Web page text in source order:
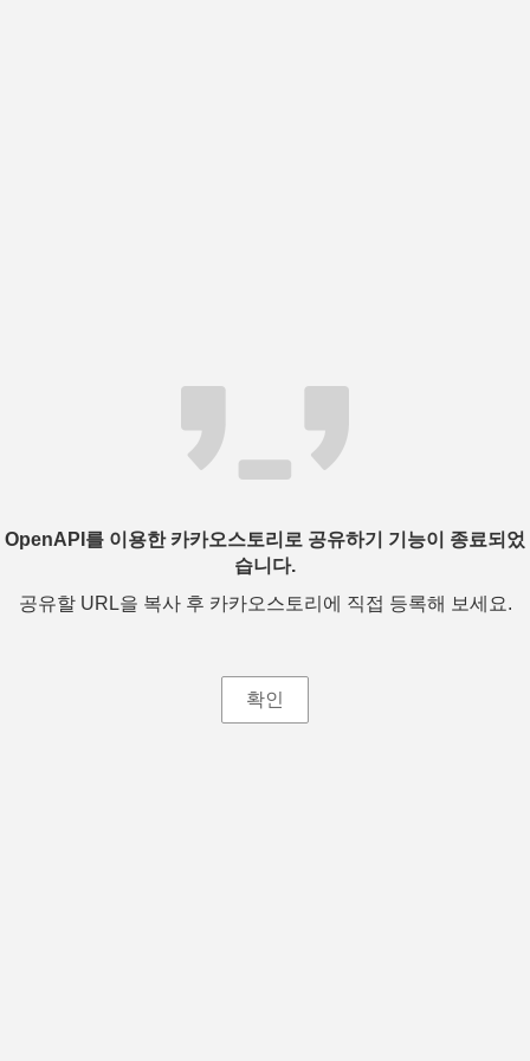
OpenAPI를 이용한 카카오스토리로 공유하기 기능이 종료되었
습니다.
공유할 URL을 복사 후 카카오스토리에 직접 등록해 보세요.
확인